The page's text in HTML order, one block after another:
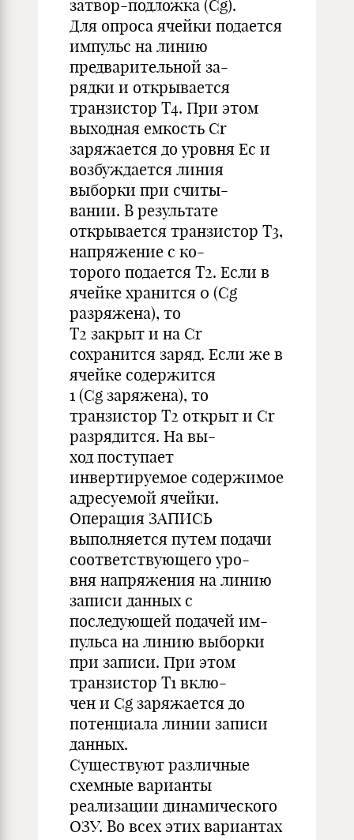
затвор-подложка (Cg).
Для опроса ячейки подается
импульс на линию
предварительной за-
рядки и открывается
транзистор T4. При этом
выходная емкость Cr
заряжается до уровня Ec и
возбуждается линия
выборки при считы-
вании. В результате
открывается транзистор T3,
напряжение с ко-
торого подается T2. Если в
ячейке хранится 0 (Cg
разряжена), то
T2 закрыт и на Cr
сохранится заряд. Если же в
ячейке содержится
1 (Cg заряжена), то
транзистор T2 открыт и Cr
разрядится. На вы-
ход поступает
инвертируемое содержимое
адресуемой ячейки.
Операция ЗАПИСЬ
выполняется путем подачи
соответствующего уро-
вня напряжения на линию
записи данных с
последующей подачей им-
пульса на линию выборки
при записи. При этом
транзистор T1 вклю-
чен и Cg заряжается до
потенциала линии записи
данных.
Существуют различные
схемные варианты
реализации динамического
ОЗУ. Во всех этих вариантах